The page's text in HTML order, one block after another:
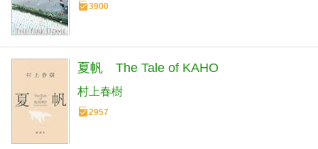
3900
夏帆 The Tale of KAHO
村上春樹
2957